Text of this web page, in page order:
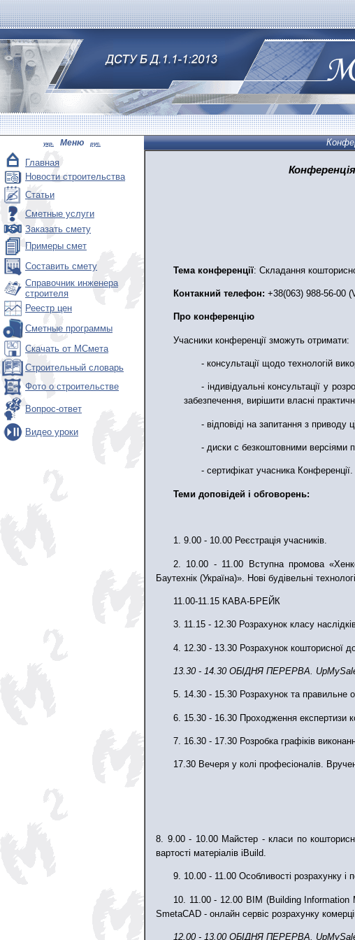
укр. Меню рус.
Главная
Новости строительства
Статьи
Сметные услуги
Заказать смету
Примеры смет
Составить смету
Справочник инженера
строителя
Реестр цен
Сметные программы
Скачать от МСмета
Строительный словарь
Фото о строительстве
Вопрос-ответ
Видео уроки
Тема конференції: Складання
Контакний телефон: +38(063) 988-56-00
Про конференцію
Учасники конференції зможуть отримати:
- консультації щодо технологій
- індивідуальні консультації у
забезпечення, вирішити власні
- відповіді на запитання з приводу
- диски с безкоштовними версіями
- сертифікат учасника Конференції.
Теми доповідей і обговорень:
1. 9.00 - 10.00 Реєстрація учасників.
2. 10.00 - 11.00 Вступна промова
Баутехнік (Україна)». Нові будівельні
11.00-11.15 КАВА-БРЕЙК
3. 11.15 - 12.30 Розрахунок класу
4. 12.30 - 13.30 Розрахунок кошторисної
13.30 - 14.30 ОБІДНЯ ПЕРЕРВА.
5. 14.30 - 15.30 Розрахунок та правильне
6. 15.30 - 16.30 Проходження експертизи
7. 16.30 - 17.30 Розробка графіків
17.30 Вечеря у колі професіоналів.
8. 9.00 - 10.00 Майстер - класи по
вартості матеріалів iBuild.
9. 10.00 - 11.00 Особливості розрахунку і
10. 11.00 - 12.00 BIM (Building
SmetaCAD - онлайн сервіс розрахунку
12.00 - 13.00 ОБІДНЯ ПЕРЕРВА.